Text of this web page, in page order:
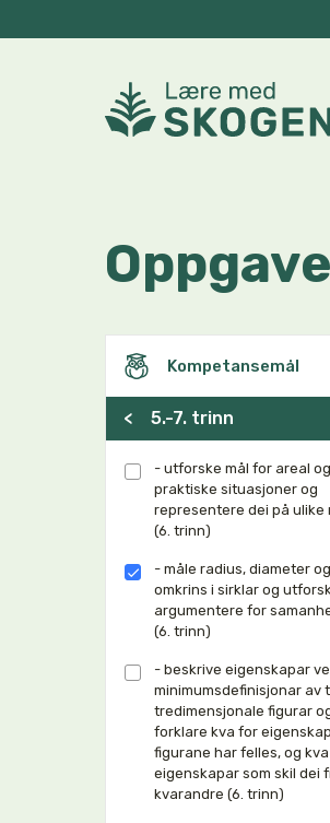
Kompetansemål
< 5.-7. trinn
- utforske mål for areal
praktiske situasjoner og
representere dei på ulike
(6. trinn)
- måle radius, diameter og
omkrins i sirklar og
argumentere for
(6. trinn)
- beskrive eigenskapar
minimumsdefinisjonar av
tredimensjonale figurar
forklare kva for
figurane har felles, og
eigenskapar som skil dei
kvarandre (6. trinn)